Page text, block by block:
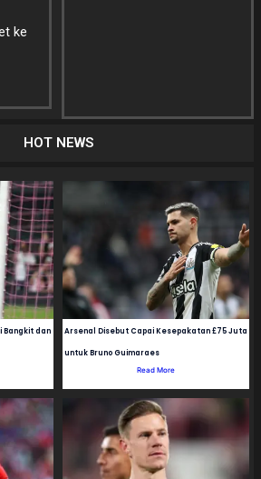
ke
HOT NEWS
Bangkit dan Arsenal Disebut Capai Kesepakatan £75 Juta
untuk Bruno Guimaraes
Read More